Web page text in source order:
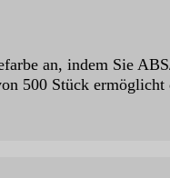
an, indem Sie
500 Stück